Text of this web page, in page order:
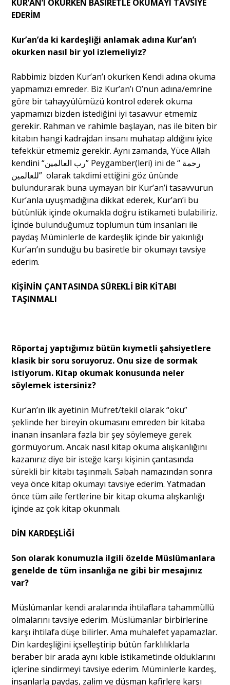
KUR’AN’I OKURKEN BASİRETLE OKUMAYI TAVSİYE
EDERİM
Kur’an’da ki kardeşliği anlamak adına Kur’an’ı
okurken nasıl bir yol izlemeliyiz?
Rabbimiz bizden Kur’an’ı okurken Kendi adına okuma
yapmamızı emreder. Biz Kur’an’ı O’nun adına/emrine
göre bir tahayyülümüzü kontrol ederek okuma
yapmamızı bizden istediğini iyi tasavvur etmemiz
gerekir. Rahman ve rahimle başlayan, nas ile biten bir
kitabın hangi kadrajdan insanı muhatap aldığını iyice
tefekkür etmemiz gerekir. Aynı zamanda, Yüce Allah
kendini “رب العالمين” Peygamber(leri) ini de “ رحمة
للعالمين” olarak takdimi ettiğini göz ününde
bulundurarak buna uymayan bir Kur’an’i tasavvurun
Kur’anla uyuşmadığına dikkat ederek, Kur’an’i bu
bütünlük içinde okumakla doğru istikameti bulabiliriz.
İçinde bulunduğumuz toplumun tüm insanları ile
paydaş Müminlerle de kardeşlik içinde bir yakınlığı
Kur’an’ın sunduğu bu basiretle bir okumayı tavsiye
ederim.
KİŞİNİN ÇANTASINDA SÜREKLİ BİR KİTABI
TAŞINMALI
Röportaj yaptığımız bütün kıymetli şahsiyetlere
klasik bir soru soruyoruz. Onu size de sormak
istiyorum. Kitap okumak konusunda neler
söylemek istersiniz?
Kur’an’ın ilk ayetinin Müfret/tekil olarak “oku”
şeklinde her bireyin okumasını emreden bir kitaba
inanan insanlara fazla bir şey söylemeye gerek
görmüyorum. Ancak nasıl kitap okuma alışkanlığını
kazanırız diye bir isteğe karşı kişinin çantasında
sürekli bir kitabı taşınmalı. Sabah namazından sonra
veya önce kitap okumayı tavsiye ederim. Yatmadan
önce tüm aile fertlerine bir kitap okuma alışkanlığı
içinde az çok kitap okunmalı.
DİN KARDEŞLİĞİ
Son olarak konumuzla ilgili özelde Müslümanlara
genelde de tüm insanlığa ne gibi bir mesajınız
var?
Müslümanlar kendi aralarında ihtilaflara tahammüllü
olmalarını tavsiye ederim. Müslümanlar birbirlerine
karşı ihtilafa düşe bilirler. Ama muhalefet yapamazlar.
Din kardeşliğini içselleştirip bütün farklılıklarla
beraber bir arada aynı kıble istikametinde olduklarını
içlerine sindirmeyi tavsiye ederim. Müminlerle kardeş,
insanlarla paydaş, zalim ve düşman kafirlere karşı